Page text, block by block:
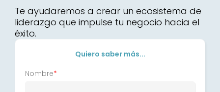
Te ayudaremos a crear un ecosistema de
liderazgo que impulse tu negocio hacia el
éxito.
Quiero saber más...
Nombre*